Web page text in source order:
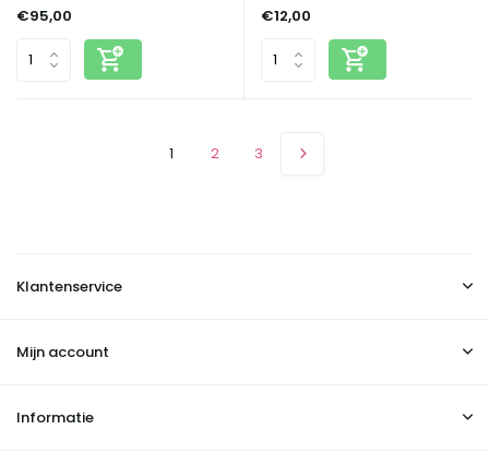
€95,00 €12,00
1 2 3
Klantenservice
Mijn account
Informatie